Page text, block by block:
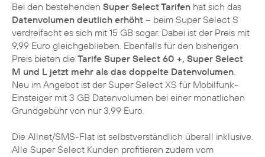
Bei den bestehenden Super Select Tarifen hat sich das
Datenvolumen deutlich erhöht – beim Super Select S
verdreifacht es sich mit 15 GB sogar. Dabei ist der Preis mit
9,99 Euro gleichgeblieben. Ebenfalls für den bisherigen
Preis bieten die Tarife Super Select 60 +, Super Select
M und L jetzt mehr als das doppelte Datenvolumen.
Neu im Angebot ist der Super Select XS für Mobilfunk-
Einsteiger mit 3 GB Datenvolumen bei einer monatlichen
Grundgebühr von nur 3,99 Euro.
Die Allnet/SMS-Flat ist selbstverständlich überall inklusive.
Alle Super Select Kunden profitieren zudem vom